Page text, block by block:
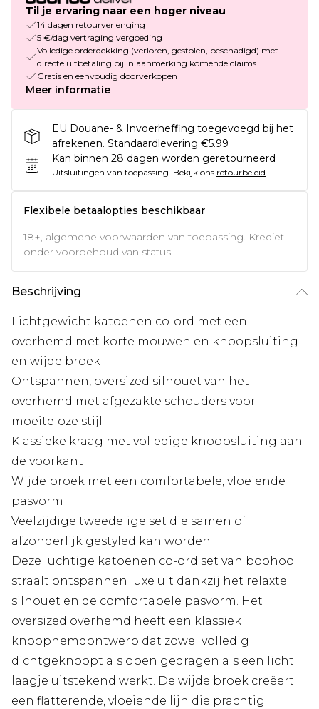
Til je ervaring naar een hoger niveau
14 dagen retourverlenging
5 €/dag vertraging vergoeding
Volledige orderdekking (verloren, gestolen, beschadigd) met
directe uitbetaling bij in aanmerking komende claims
Gratis en eenvoudig doorverkopen
Meer informatie
EU Douane- & Invoerheffing toegevoegd bij het
afrekenen. Standaardlevering €5.99
Kan binnen 28 dagen worden geretourneerd
Uitsluitingen van toepassing. Bekijk ons retourbeleid
Flexibele betaalopties beschikbaar
18+, algemene voorwaarden van toepassing. Krediet
onder voorbehoud van status
Beschrijving
Lichtgewicht katoenen co-ord met een
overhemd met korte mouwen en knoopsluiting
en wijde broek
Ontspannen, oversized silhouet van het
overhemd met afgezakte schouders voor
moeiteloze stijl
Klassieke kraag met volledige knoopsluiting aan
de voorkant
Wijde broek met een comfortabele, vloeiende
pasvorm
Veelzijdige tweedelige set die samen of
afzonderlijk gestyled kan worden
Deze luchtige katoenen co-ord set van boohoo
straalt ontspannen luxe uit dankzij het relaxte
silhouet en de comfortabele pasvorm. Het
oversized overhemd heeft een klassiek
knoophemdontwerp dat zowel volledig
dichtgeknoopt als open gedragen als een licht
laagje uitstekend werkt. De wijde broek creëert
een flatterende, vloeiende lijn die prachtig